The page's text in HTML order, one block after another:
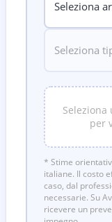
per
* Stime
italiane. Il costo
caso, dal
necessarie. Su
ricevere un